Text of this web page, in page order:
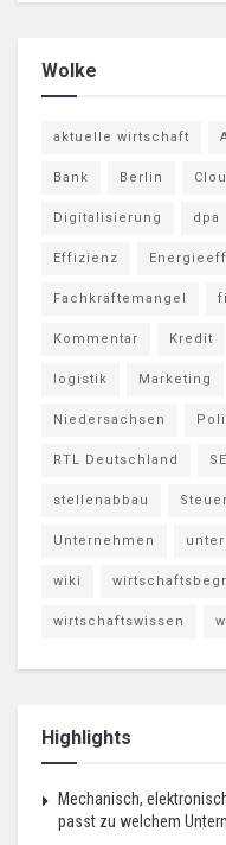
Wolke
aktuelle wirtschaft
Bank Berlin
Digitalisierung dpa
Effizienz
Fachkräftemangel
Kommentar Kredit
logistik Marketing
Niedersachsen
RTL Deutschland
stellenabbau
Unternehmen
wiki
wirtschaftswissen
Highlights
Mechanisch,
passt zu welchem